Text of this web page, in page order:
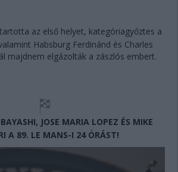
az első helyet, kategóriagyőztes a
Habsburg Ferdinánd és Charles
majdnem elgázolták a zászlós embert.
JOSE MARIA LOPEZ ÉS MIKE
A 89. LE MANS-I 24 ÓRÁST!